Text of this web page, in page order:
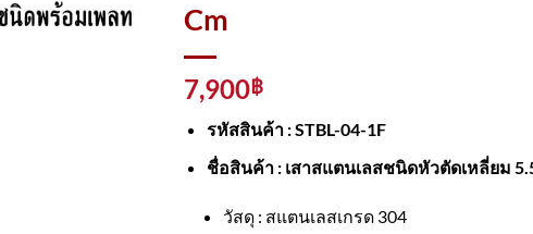
Cm
7,900฿
รหัสสินค้า : STBL-04-1F
ชื่อสินค้า : เสาสแตนเลสชนิดหัวตัดเหลี่ยม
วัสดุ : สแตนเลสเกรด 304